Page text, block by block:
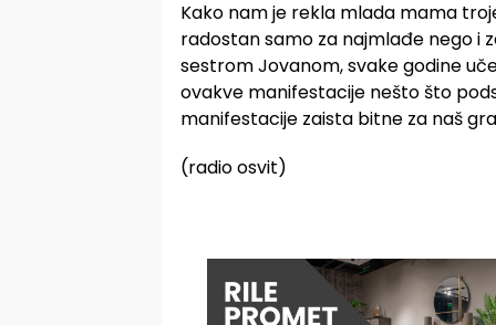
Kako nam je rekla mlada mama
radostan samo za najmlađe nego i
sestrom Jovanom, svake godine
ovakve manifestacije nešto što
manifestacije zaista bitne za naš
(radio osvit)